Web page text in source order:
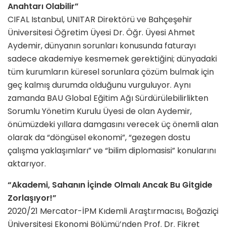
Anahtarı Olabilir”
CIFAL Istanbul, UNITAR Direktörü ve Bahçeşehir
Üniversitesi Öğretim Üyesi Dr. Öğr. Üyesi Ahmet
Aydemir, dünyanın sorunları konusunda faturayı
sadece akademiye kesmemek gerektiğini; dünyadaki
tüm kurumların küresel sorunlara çözüm bulmak için
geç kalmış durumda olduğunu vurguluyor. Aynı
zamanda BAU Global Eğitim Ağı Sürdürülebilirlikten
Sorumlu Yönetim Kurulu Üyesi de olan Aydemir,
önümüzdeki yıllara damgasını verecek üç önemli alan
olarak da “döngüsel ekonomi”, “gezegen dostu
çalışma yaklaşımları” ve “bilim diplomasisi” konularını
aktarıyor.
“Akademi, Sahanın İçinde Olmalı Ancak Bu Gitgide
Zorlaşıyor!”
2020/21 Mercator-İPM Kıdemli Araştırmacısı, Boğaziçi
Üniversitesi Ekonomi Bölümü’nden Prof. Dr. Fikret